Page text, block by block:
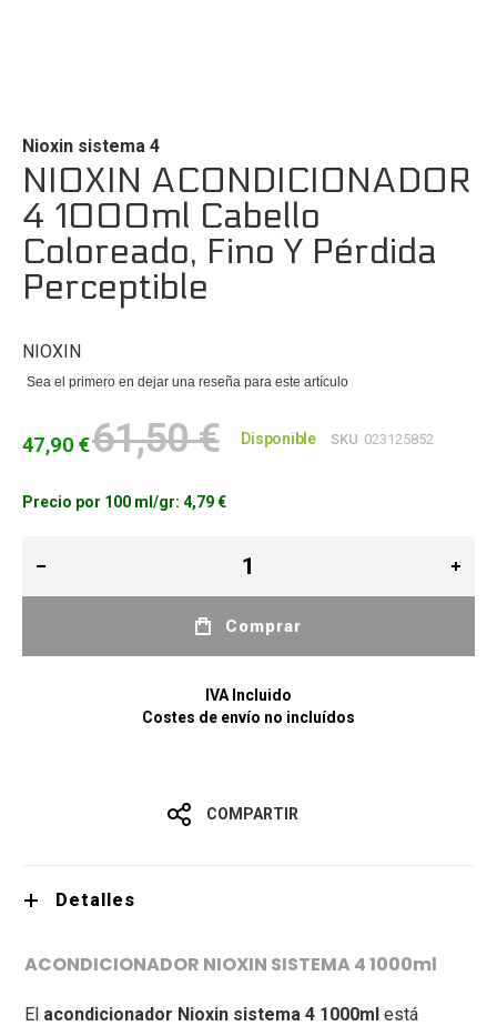
de
la
galería
de
imágenes
Nioxin sistema 4
NIOXIN ACONDICIONADOR
4 1000ml Cabello
Coloreado, Fino Y Pérdida
Perceptible
NIOXIN
Sea el primero en dejar una reseña para este artículo
47,90 €61,50 € Disponible SKU 023125852
Precio por 100 ml/gr: 4,79 €
Comprar
IVA Incluido
Costes de envío no incluídos
COMPARTIR
Detalles
ACONDICIONADOR NIOXIN SISTEMA 4 1000ml
El acondicionador Nioxin sistema 4 1000ml está